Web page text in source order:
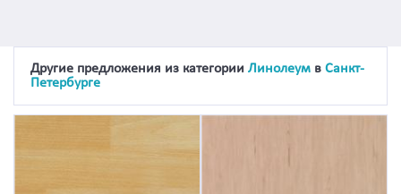
Другие предложения из категории Линолеум в Санкт-
Петербурге